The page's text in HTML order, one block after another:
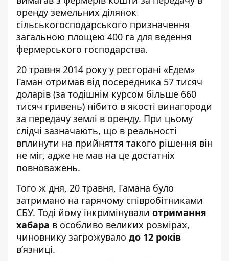
оренду земельних ділянок
сільськогосподарського призначення
загальною площею 400 га для ведення
фермерського господарства.
20 травня 2014 року у ресторані «Едем»
Гаман отримав від посередника 57 тисяч
доларів (за тодішнім курсом більше 660
тисяч гривень) нібито в якості винагороди
за передачу землі в оренду. При цьому
слідчі зазначають, що в реальності
вплинути на прийняття такого рішення він
не міг, адже не мав на це достатніх
повноважень.
Того ж дня, 20 травня, Гамана було
затримано на гарячому співробітниками
СБУ. Тоді йому інкримінували отримання
хабара в особливо великих розмірах,
чиновнику загрожувало до 12 років
в’язниці.